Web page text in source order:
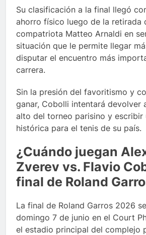
Su clasificación a la final llegó
ahorro físico luego de la retirada
compatriota Matteo Arnaldi en
situación que le permite llegar
disputar el encuentro más
carrera.
Sin la presión del favoritismo y
ganar, Cobolli intentará devolver
alto del torneo parisino y escribir
histórica para el tenis de su país.
¿Cuándo juegan
Zverev vs. Flavio
final de Roland
La final de Roland Garros 2026
domingo 7 de junio en el Court
el estadio principal del complejo